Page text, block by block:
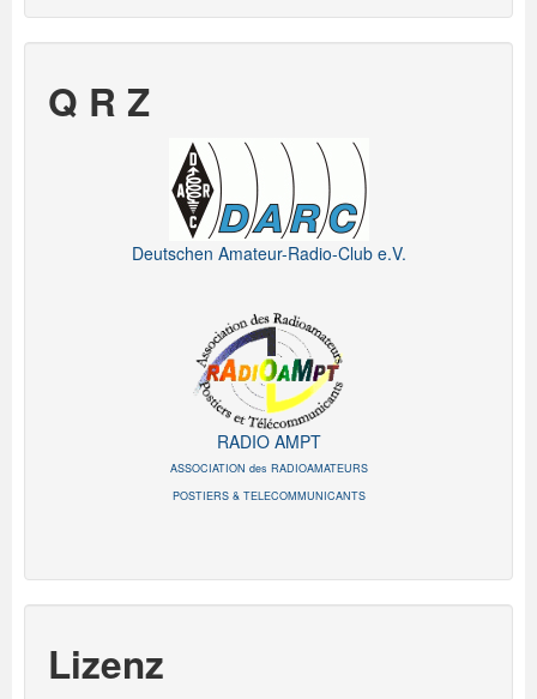
Q R Z
Deutschen Amateur-Radio-Club e.V.
RADIO AMPT
ASSOCIATION des RADIOAMATEURS
POSTIERS & TELECOMMUNICANTS
Lizenz